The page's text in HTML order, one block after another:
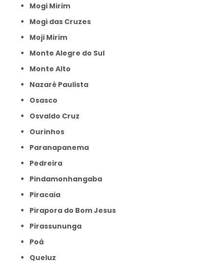
Mogi Mirim
Mogi das Cruzes
Moji Mirim
Monte Alegre do Sul
Monte Alto
Nazaré Paulista
Osasco
Osvaldo Cruz
Ourinhos
Paranapanema
Pedreira
Pindamonhangaba
Piracaia
Pirapora do Bom Jesus
Pirassununga
Poá
Queluz